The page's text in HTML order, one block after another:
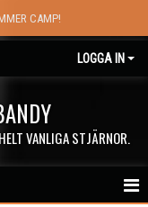
CAMP!
LOGGA IN
HELT VANLIGA STJÄRNOR.